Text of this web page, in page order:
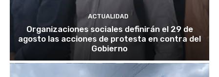
ACTUALIDAD
Organizaciones sociales definirán el 29 de
agosto las acciones de protesta en contra del
Gobierno